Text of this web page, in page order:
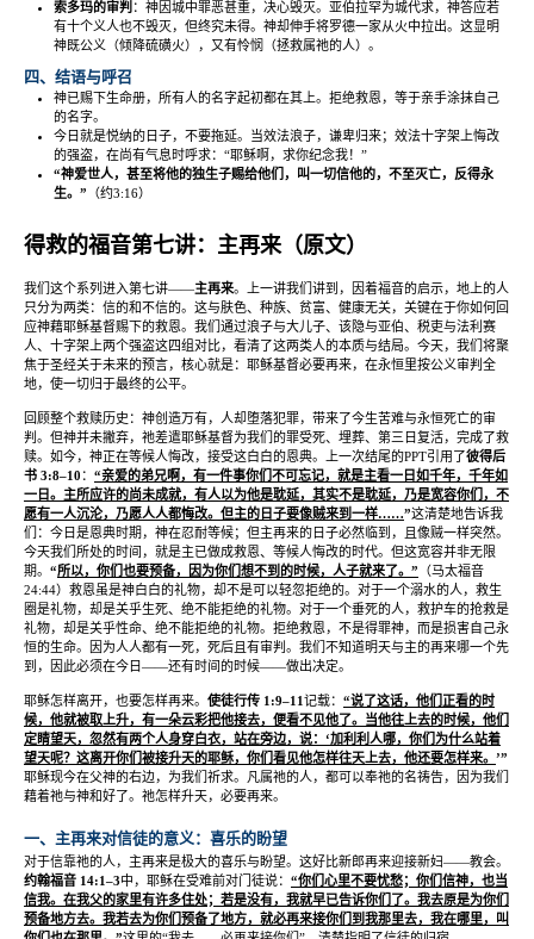
索多玛的审判 ：神因城中罪恶甚重，决心毁灭。亚伯拉罕为城代求，神答应若
有十个义人也不毁灭，但终究未得。神却伸手将罗德一家从火中拉出。这显明
神既公义（倾降硫磺火），又有怜悯（拯救属祂的人）。
四、结语与呼召
神已赐下生命册，所有人的名字起初都在其上。拒绝救恩，等于亲手涂抹自己
的名字。
今日就是悦纳的日子，不要拖延。当效法浪子，谦卑归来；效法十字架上悔改
的强盗，在尚有气息时呼求： “耶稣啊，求你纪念我！ ”
“神爱世人，甚至将他的独生子赐给他们，叫一切信他的，不至灭亡，反得永
生。 ” （约3:16）
得救的福音第七讲：主再来（原文）
我们这个系列进入第七讲——主再来。上一讲我们讲到，因着福音的启示，地上的人
只分为两类：信的和不信的。这与肤色、种族、贫富、健康无关，关键在于你如何回
应神藉耶稣基督赐下的救恩。我们通过浪子与大儿子、该隐与亚伯、税吏与法利赛
人、十字架上两个强盗这四组对比，看清了这两类人的本质与结局。今天，我们将聚
焦于圣经关于未来的预言，核心就是：耶稣基督必要再来，在永恒里按公义审判全
地，使一切归于最终的公平。
回顾整个救赎历史：神创造万有，人却堕落犯罪，带来了今生苦难与永恒死亡的审
判。但神并未撇弃，祂差遣耶稣基督为我们的罪受死、埋葬、第三日复活，完成了救
赎。如今，神正在等候人悔改，接受这白白的恩典。上一次结尾的PPT引用了彼得后
书 3:8–10 ： “亲爱的弟兄啊，有一件事你们不可忘记，就是主看一日如千年，千年如
一日。主所应许的尚未成就，有人以为他是耽延，其实不是耽延，乃是宽容你们，不
愿有一人沉沦，乃愿人人都悔改。但主的日子要像贼来到一样……”这清楚地告诉我
们：今日是恩典时期，神在忍耐等候；但主再来的日子必然临到，且像贼一样突然。
今天我们所处的时间，就是主已做成救恩、等候人悔改的时代。但这宽容并非无限
期。 “所以，你们也要预备，因为你们想不到的时候，人子就来了。 ” （马太福音
24:44）救恩虽是神白白的礼物，却不是可以轻忽拒绝的。对于一个溺水的人，救生
圈是礼物，却是关乎生死、绝不能拒绝的礼物。对于一个垂死的人，救护车的抢救是
礼物，却是关乎性命、绝不能拒绝的礼物。拒绝救恩，不是得罪神，而是损害自己永
恒的生命。因为人人都有一死，死后且有审判。我们不知道明天与主的再来哪一个先
到，因此必须在今日——还有时间的时候——做出决定。
耶稣怎样离开，也要怎样再来。 使徒行传 1:9–11记载： “说了这话，他们正看的时
候，他就被取上升，有一朵云彩把他接去，便看不见他了。当他往上去的时候，他们
定睛望天，忽然有两个人身穿白衣，站在旁边，说： ‘加利利人哪，你们为什么站着
望天呢？这离开你们被接升天的耶稣，你们看见他怎样往天上去，他还要怎样来。 ’”
耶稣现今在父神的右边，为我们祈求。凡属祂的人，都可以奉祂的名祷告，因为我们
藉着祂与神和好了。祂怎样升天，必要再来。
一、主再来对信徒的意义：喜乐的盼望
对于信靠祂的人，主再来是极大的喜乐与盼望。这好比新郎再来迎接新妇——教会。
约翰福音 14:1–3中，耶稣在受难前对门徒说： “你们心里不要忧愁；你们信神，也当
信我。在我父的家里有许多住处；若是没有，我就早已告诉你们了。我去原是为你们
预备地方去。我若去为你们预备了地方，就必再来接你们到我那里去，我在哪里，叫